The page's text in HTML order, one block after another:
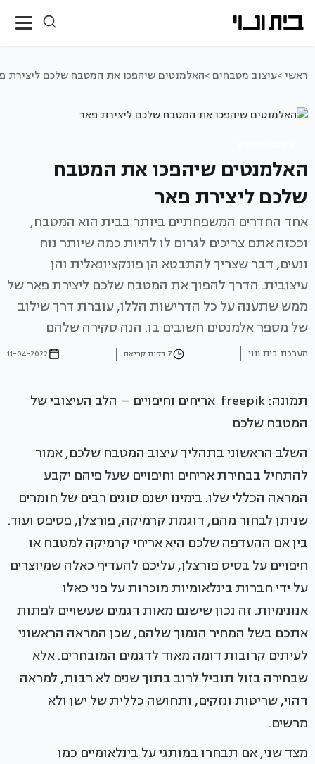
ראשי >עיצוב מטבחים >האלמנטים שיהפכו את המטבח שלכם ליצירת
האלמנטים שיהפכו את המטבח
שלכם ליצירת פאר
אחד החדרים המשפחתיים ביותר בבית הוא המטבח,
וככזה אתם צריכים לגרום לו להיות כמה שיותר נוח
ונעים, דבר שצריך להתבטא הן פונקציונאלית והן
עיצובית. הדרך להפוך את המטבח שלכם ליצירת פאר של
ממש שתענה על כל הדרישות הללו, עוברת דרך שילוב
של מספר אלמנטים חשובים בו. הנה סקירה שלהם
מערכת בית ונוי 7 דקות קריאה 11-04-2022
תמונה: freepik אריחים וחיפויים – הלב העיצובי של
המטבח שלכם
השלב הראשוני בתהליך עיצוב המטבח שלכם, אמור
להתחיל בבחירת אריחים וחיפויים שעל פיהם יקבע
המראה הכללי שלו. בימינו ישנם סוגים רבים של חומרים
שניתן לבחור מהם, דוגמת קרמיקה, פורצלן, פסיפס ועוד.
בין אם ההעדפה שלכם היא אריחי קרמיקה למטבח או
חיפויים על בסיס פורצלן, עליכם להעדיף כאלה שמיוצרים
על ידי חברות בינלאומיות מוכרות על פני כאלו
אנונימיות. זה נכון שישנם מאות דגמים שעשויים לפתות
אתכם בשל המחיר הנמוך שלהם, שכן המראה הראשוני
לעיתים קרובות דומה מאוד לדגמים המובחרים. אלא
שבחירה בזול תוביל לרוב בתוך שנים לא רבות, למראה
דהוי, שריטות ונזקים, ותחושה כללית של ישן ולא
מרשים.
מצד שני, אם תבחרו במותגי על בינלאומיים כמו